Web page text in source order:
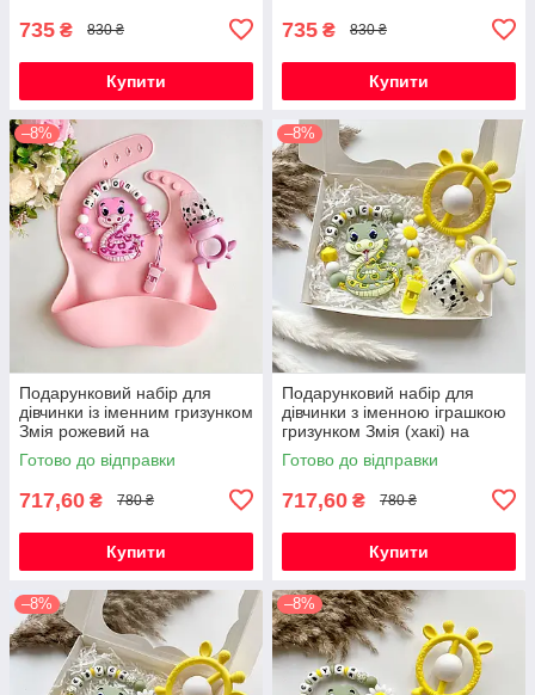
735 ₴ 830 ₴
Купити
735 ₴ 830 ₴
Купити
–8%
Подарунковий набір для
дівчинки із іменним гризунком
Змія рожевий на
народження, хрестини,
виписку, півроку
Готово до відправки
717,60 ₴ 780 ₴
Купити
–8%
Подарунковий набір для
дівчинки з іменною іграшкою
гризунком Змія (хакі) на
виписку, хрестини, півроку
Готово до відправки
717,60 ₴ 780 ₴
Купити
–8% –8%